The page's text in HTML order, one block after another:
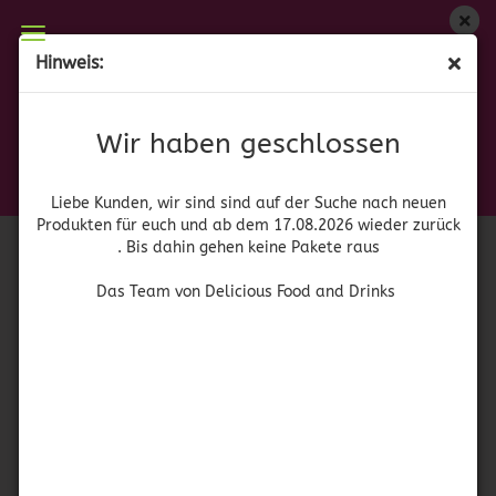
Hinweis:
Wir haben geschlossen
Liebe Kunden, wir sind sind auf der Suche nach neuen
Produkten für euch und ab dem 17.08.2026 wieder zurück
. Bis dahin gehen keine Pakete raus
Das Team von Delicious Food and Drinks
Wir haben geschlossen
zurück. Bis dahin gehen keine Pakete raus
Das Team von Delicious Food and Drinks
41212)